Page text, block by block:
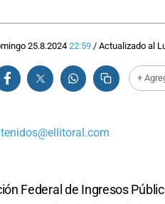
25.8.202422:59 / Actualizado al
+
Federal de Ingresos